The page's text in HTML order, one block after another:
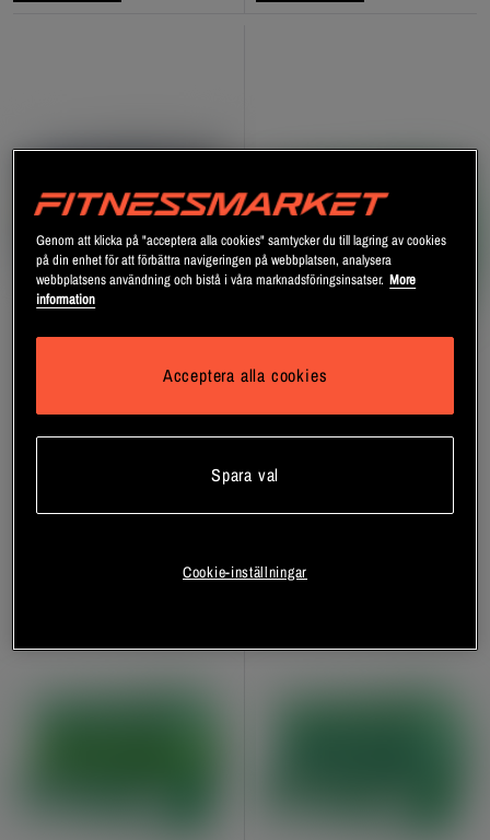
24 x NOCCO Electrolyte 355
Flak 24 x NOCCO BCAA+
Genom att klicka på "acceptera alla cookies" samtycker du till lagring av cookies
på din enhet för att förbättra navigeringen på webbplatsen, analysera
webbplatsens användning och bistå i våra marknadsföringsinsatser. More
information
Acceptera alla cookies
Spara val
Cookie-inställningar